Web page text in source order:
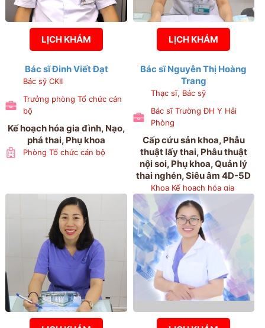
LỊCH KHÁM
Bác sĩ Đinh Viết Đạt
Bác sỹ CKII
Trưởng phòng Tổ chức cán
bộ
Kế hoạch hóa gia đình, Nạo,
phá thai, Phụ khoa
Phòng Tổ chức cán bộ
LỊCH KHÁM
Bác sĩ Nguyễn Thị Hoàng
Trang
Thạc sĩ, Bác sỹ
Bác sĩ Trường ĐH Y Hải
Phòng
Cấp cứu sản khoa, Phẫu
thuật lấy thai, Phẫu thuật
nội soi, Phụ khoa, Quản lý
thai nghén, Siêu âm 4D-5D
Khoa Kế hoạch hóa gia
đình, Khoa Khám bệnh,
Khoa Quản lý thai nghén và
chẩn đoán trước sinh, Khoa
Sản 3